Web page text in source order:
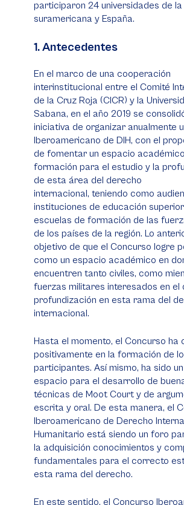
participaron 24 universidades de la
suramericana y España.
1. Antecedentes
En el marco de una cooperación
interinstitucional entre el Comité
de la Cruz Roja (CICR) y la
Sabana, en el año 2019 se
iniciativa de organizar anualmente
Iberoamericano de DIH, con el
de fomentar un espacio
formación para el estudio y la
de esta área del derecho
internacional, teniendo como
instituciones de educación
escuelas de formación de las
de los países de la región. Lo
objetivo de que el Concurso logre
como un espacio académico en
encuentren tanto civiles, como
fuerzas militares interesados en el
profundización en esta rama del
internacional.
Hasta el momento, el Concurso ha
positivamente en la formación de
participantes. Así mismo, ha sido
espacio para el desarrollo de
técnicas de Moot Court y de
escrita y oral. De esta manera, el
Iberoamericano de Derecho
Humanitario está siendo un foro
la adquisición conocimientos y
fundamentales para el correcto
esta rama del derecho.
En este sentido, el Concurso